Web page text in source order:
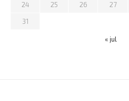
24 25 26 27
31
« jul